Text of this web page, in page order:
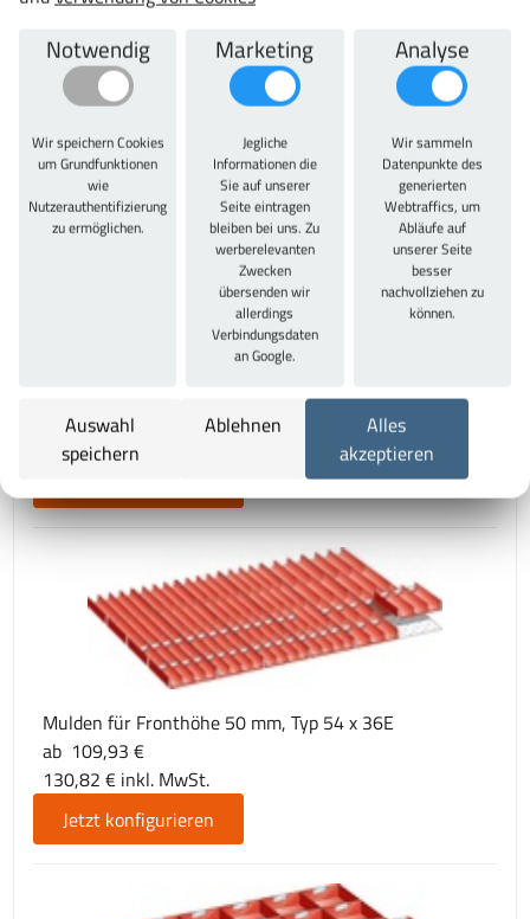
PE-Schaumstoffeinlagen blanko
ab 32,27 €
38,40 € inkl. MwSt.
Jetzt konfigurieren
ab 21,79 €
25,93 € inkl. MwSt.
Mulden für Fronthöhe 50 mm, Typ 54 x 36E
ab 109,93 €
130,82 € inkl. MwSt.
Jetzt konfigurieren
Notwendig
Wir speichern Cookies
um Grundfunktionen
wie
Nutzerauthentifizierung
zu ermöglichen.
Marketing
Jegliche
Informationen die
Sie auf unserer
Seite eintragen
bleiben bei uns. Zu
werberelevanten
Zwecken
übersenden wir
allerdings
Verbindungsdaten
an Google.
Analyse
Wir sammeln
Datenpunkte des
generierten
Webtraffics, um
Abläufe auf
unserer Seite
besser
nachvollziehen zu
können.
Auswahl
speichern
Ablehnen
Alles
akzeptieren